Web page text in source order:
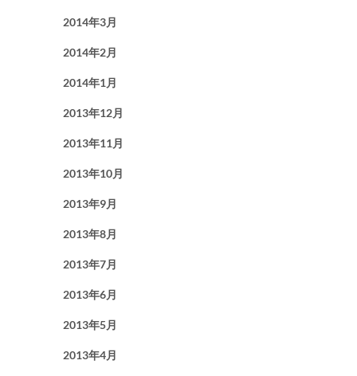
2014年3月
2014年2月
2014年1月
2013年12月
2013年11月
2013年10月
2013年9月
2013年8月
2013年7月
2013年6月
2013年5月
2013年4月